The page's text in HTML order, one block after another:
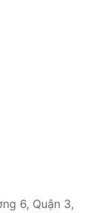
6, Quận 3,